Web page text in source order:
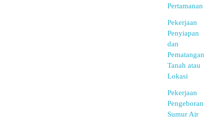
Pertamanan
Pekerjaan
Penyiapan
dan
Pematangan
Tanah atau
Lokasi
Pekerjaan
Pengeboran
Sumur Air